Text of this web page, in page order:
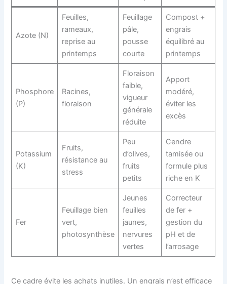
Azote (N)
Feuilles,
rameaux,
reprise au
printemps
Feuillage
pâle,
pousse
courte
Compost +
engrais
équilibré au
printemps
Phosphore
(P)
Racines,
floraison
Floraison
faible,
vigueur
générale
réduite
Apport
modéré,
éviter les
excès
Potassium
(K)
Fruits,
résistance au
stress
Peu
d’olives,
fruits
petits
Cendre
tamisée ou
formule plus
riche en K
Fer
Feuillage bien
vert,
photosynthèse
Jeunes
feuilles
jaunes,
nervures
vertes
Correcteur
de fer +
gestion du
pH et de
l’arrosage
Ce cadre évite les achats inutiles. Un engrais n’est efficace